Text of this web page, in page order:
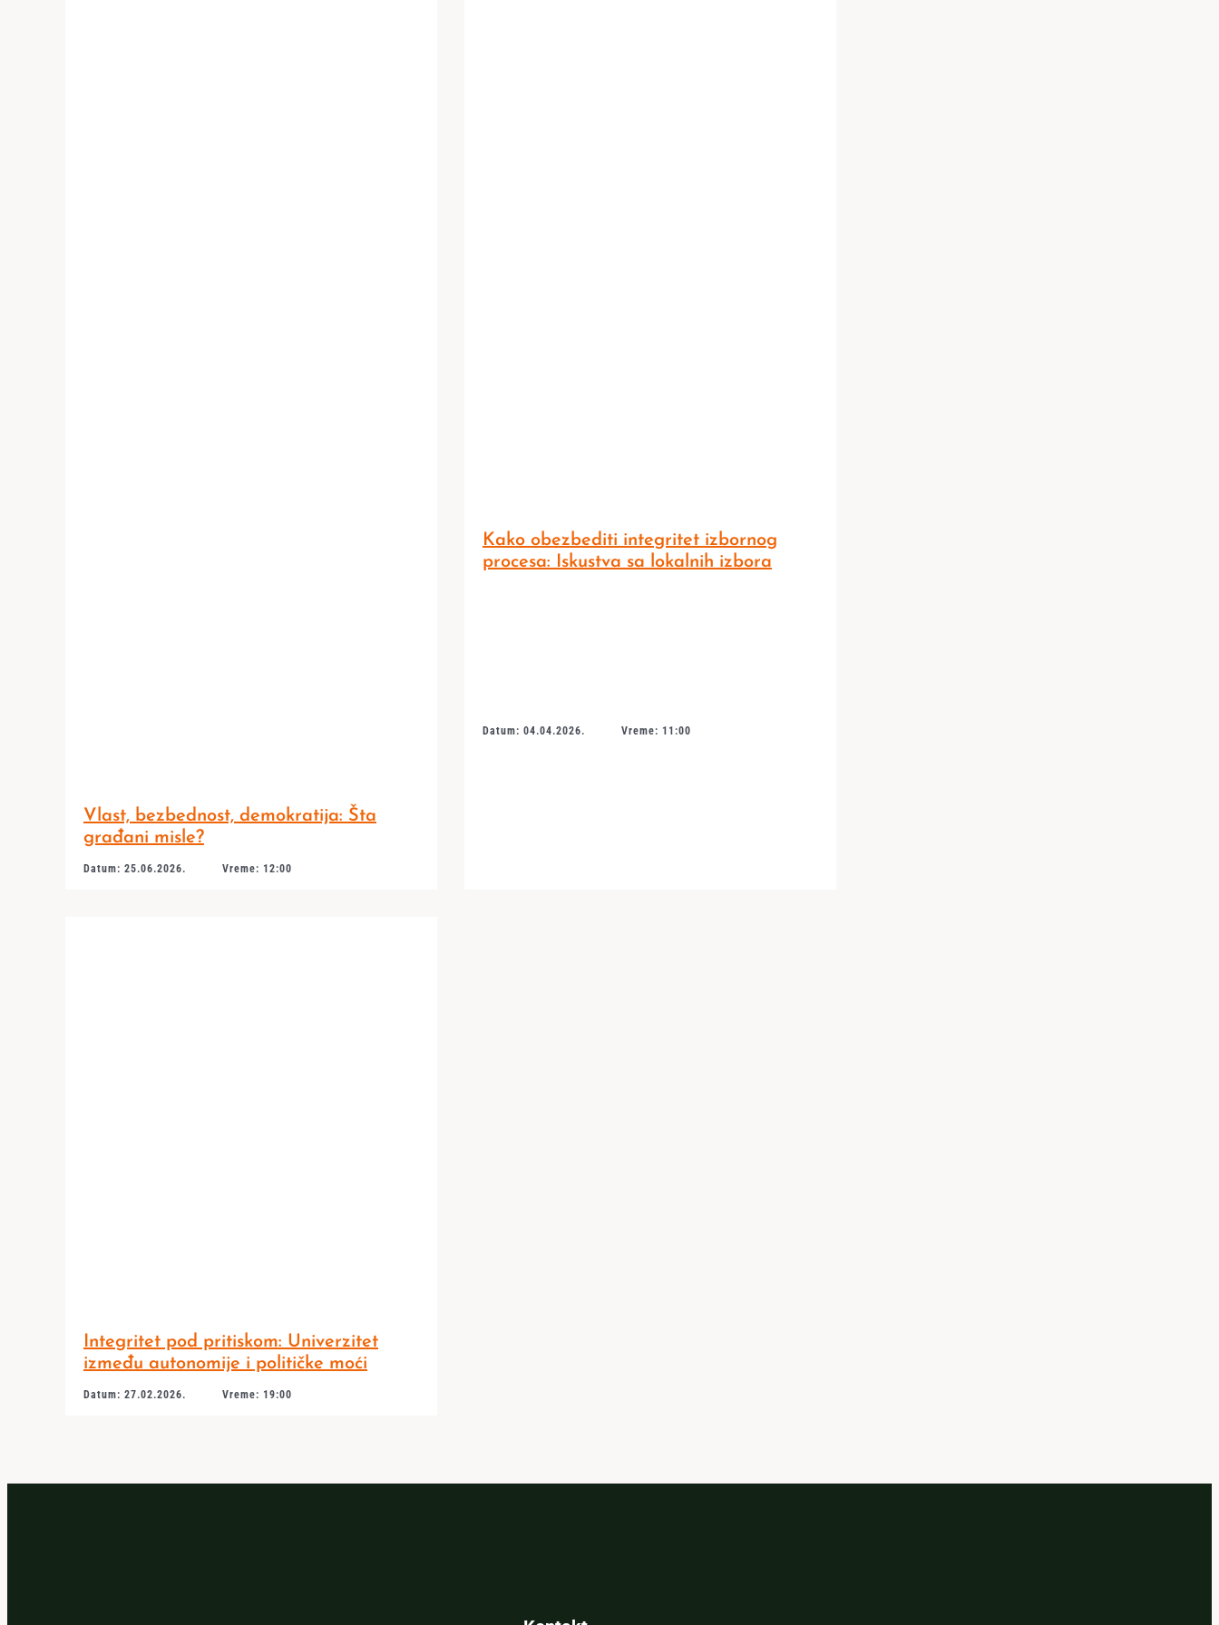
Vlast, bezbednost, demokratija: Šta
građani misle?
Datum: 25.06.2026. Vreme: 12:00
Kako obezbediti integritet izbornog
procesa: Iskustva sa lokalnih izbora
Datum: 04.04.2026. Vreme: 11:00
Integritet pod pritiskom: Univerzitet
između autonomije i političke moći
Datum: 27.02.2026. Vreme: 19:00